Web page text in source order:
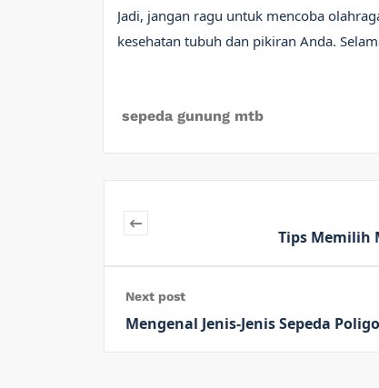
Jadi, jangan ragu untuk mencoba
kesehatan tubuh dan pikiran Anda.
sepeda gunung mtb
Tips Memilih
Next post
Mengenal Jenis-Jenis Sepeda